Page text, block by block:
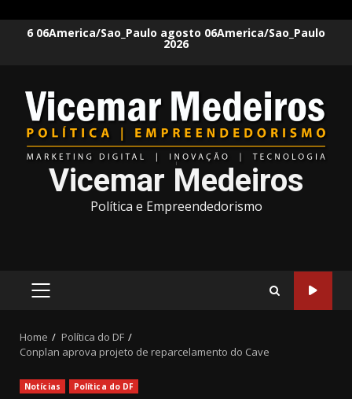
6 06America/Sao_Paulo agosto 06America/Sao_Paulo
2026
Vicemar Medeiros
Política e Empreendedorismo
PRIMARY
Home
Política do DF
Conplan aprova projeto de reparcelamento do Cave
Notícias Política do DF